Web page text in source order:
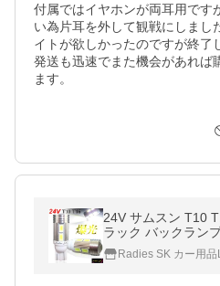
付属ではイヤホンが両耳用です
い為片耳を外して観戦にしまし
イトが欲しかったのですが終了
発送も迅速でまた機会があれば
ます。
24V サムスン T10
ラック バックラン
ェッジ球 5630チッ
00kRadies SK カー用